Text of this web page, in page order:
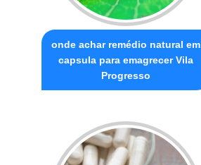
onde achar remédio natural em
capsula para emagrecer Vila
Progresso